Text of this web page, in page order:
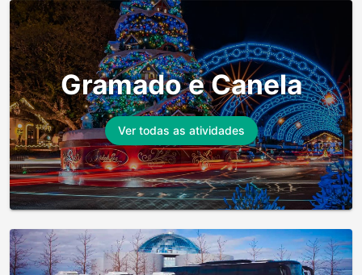
Gramado e Canela
Ver todas as atividades